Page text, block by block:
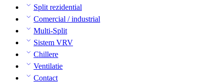
Split rezidential
Comercial / industrial
Multi-Split
Sistem VRV
Chillere
Ventilatie
Contact